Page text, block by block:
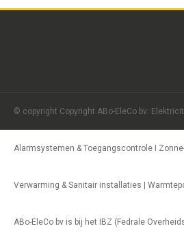
© copyright Copyright ABo-EleCo bv:
Alarmsystemen & Toegangscontrole I
Verwarming & Sanitair installaties |
ABo-EleCo bv is bij het IBZ (Fedrale